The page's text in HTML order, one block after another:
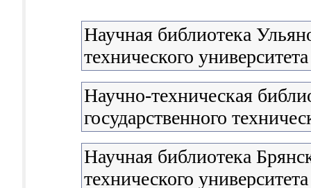
Научная библиотека
технического университета
Научно-техническая
государственного
Научная библиотека
технического университета